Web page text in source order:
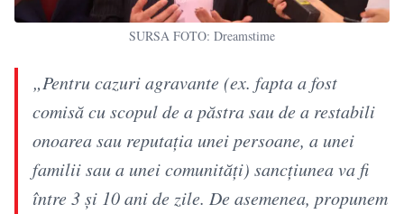
SURSA FOTO: Dreamstime
„Pentru cazuri agravante (ex. fapta a fost
comisă cu scopul de a păstra sau de a restabili
onoarea sau reputaţia unei persoane, a unei
familii sau a unei comunităţi) sancţiunea va fi
între 3 şi 10 ani de zile. De asemenea, propunem